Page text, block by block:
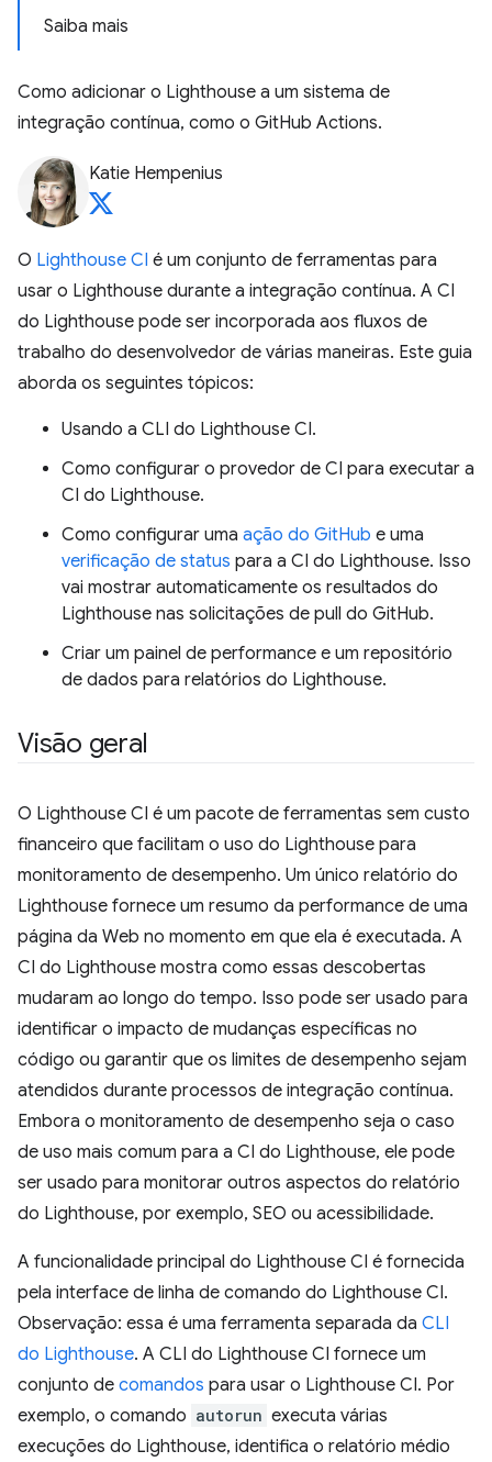
Saiba mais
Como adicionar o Lighthouse a um sistema de
integração contínua, como o GitHub Actions.
Katie Hempenius
O Lighthouse CI é um conjunto de ferramentas para
usar o Lighthouse durante a integração contínua. A CI
do Lighthouse pode ser incorporada aos fluxos de
trabalho do desenvolvedor de várias maneiras. Este guia
aborda os seguintes tópicos:
Usando a CLI do Lighthouse CI.
Como configurar o provedor de CI para executar a
CI do Lighthouse.
Como configurar uma ação do GitHub e uma
verificação de status para a CI do Lighthouse. Isso
vai mostrar automaticamente os resultados do
Lighthouse nas solicitações de pull do GitHub.
Criar um painel de performance e um repositório
de dados para relatórios do Lighthouse.
Visão geral
O Lighthouse CI é um pacote de ferramentas sem custo
financeiro que facilitam o uso do Lighthouse para
monitoramento de desempenho. Um único relatório do
Lighthouse fornece um resumo da performance de uma
página da Web no momento em que ela é executada. A
CI do Lighthouse mostra como essas descobertas
mudaram ao longo do tempo. Isso pode ser usado para
identificar o impacto de mudanças específicas no
código ou garantir que os limites de desempenho sejam
atendidos durante processos de integração contínua.
Embora o monitoramento de desempenho seja o caso
de uso mais comum para a CI do Lighthouse, ele pode
ser usado para monitorar outros aspectos do relatório
do Lighthouse, por exemplo, SEO ou acessibilidade.
A funcionalidade principal do Lighthouse CI é fornecida
pela interface de linha de comando do Lighthouse CI.
Observação: essa é uma ferramenta separada da CLI
do Lighthouse. A CLI do Lighthouse CI fornece um
conjunto de comandos para usar o Lighthouse CI. Por
exemplo, o comando autorun executa várias
execuções do Lighthouse, identifica o relatório médio